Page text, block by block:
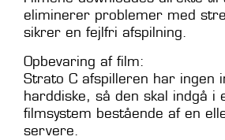
eliminerer problemer med
sikrer en fejlfri afspilning.
Opbevaring af film:
Strato C afspilleren har ingen
harddiske, så den skal indgå i
filmsystem bestående af en
servere.